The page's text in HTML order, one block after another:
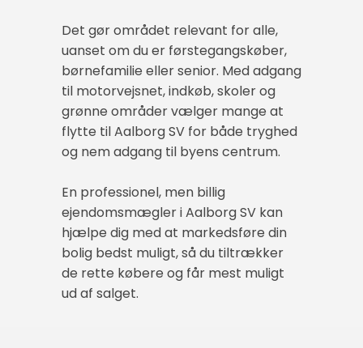
Det gør området relevant for alle,
uanset om du er førstegangskøber,
børnefamilie eller senior. Med adgang
til motorvejsnet, indkøb, skoler og
grønne områder vælger mange at
flytte til Aalborg SV for både tryghed
og nem adgang til byens centrum.
En professionel, men billig
ejendomsmægler i Aalborg SV kan
hjælpe dig med at markedsføre din
bolig bedst muligt, så du tiltrækker
de rette købere og får mest muligt
ud af salget.